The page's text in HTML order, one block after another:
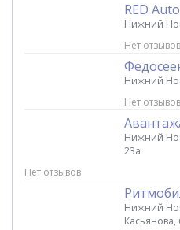
RED Auto
Нижний
Нет отзывов
Нижний
Нет отзывов
Нижний
23а
Нет отзывов
Нижний
Касьянова,